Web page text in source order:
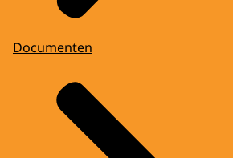
Documenten